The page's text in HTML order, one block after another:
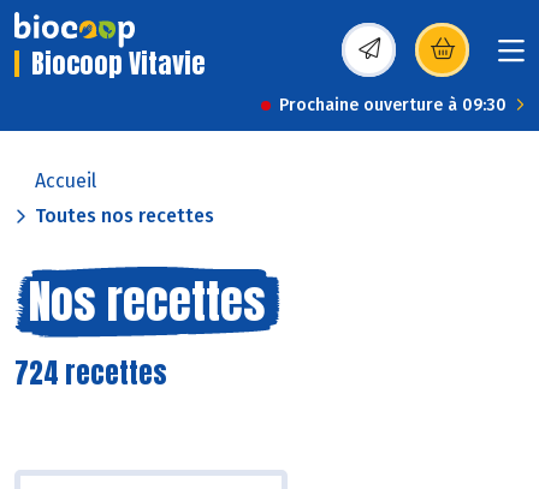
Biocoop Vitavie (s’ouvre dans une
Prochaine ouverture à 09:30
Accueil
Toutes nos recettes
Nos recettes
724 recettes